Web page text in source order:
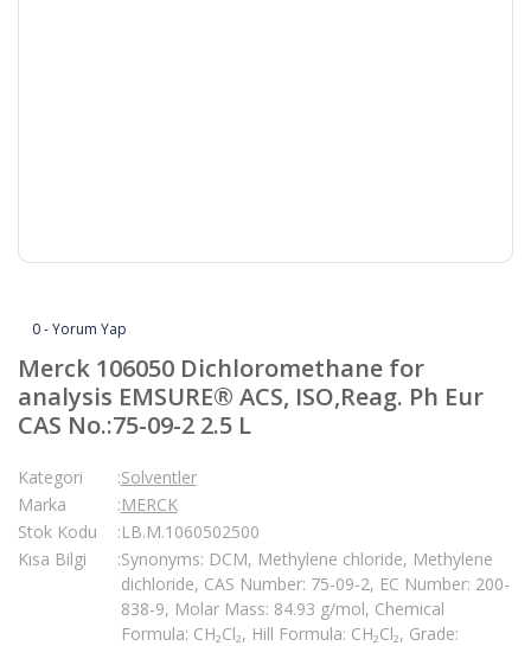
0 - Yorum Yap
Merck 106050 Dichloromethane for
analysis EMSURE® ACS, ISO,Reag. Ph Eur
CAS No.:75-09-2 2.5 L
Kategori
Solventler
Marka
MERCK
Stok Kodu
LB.M.1060502500
Kısa Bilgi
Synonyms: DCM, Methylene chloride, Methylene
dichloride, CAS Number: 75-09-2, EC Number: 200-
838-9, Molar Mass: 84.93 g/mol, Chemical
Formula: CH₂Cl₂, Hill Formula: CH₂Cl₂, Grade: